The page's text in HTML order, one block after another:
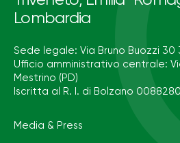
Lombardia
Sede legale: Via Bruno Buozzi 30
Ufficio amministrativo centrale:
Mestrino (PD)
Iscritta al R. I. di Bolzano
Media & Press